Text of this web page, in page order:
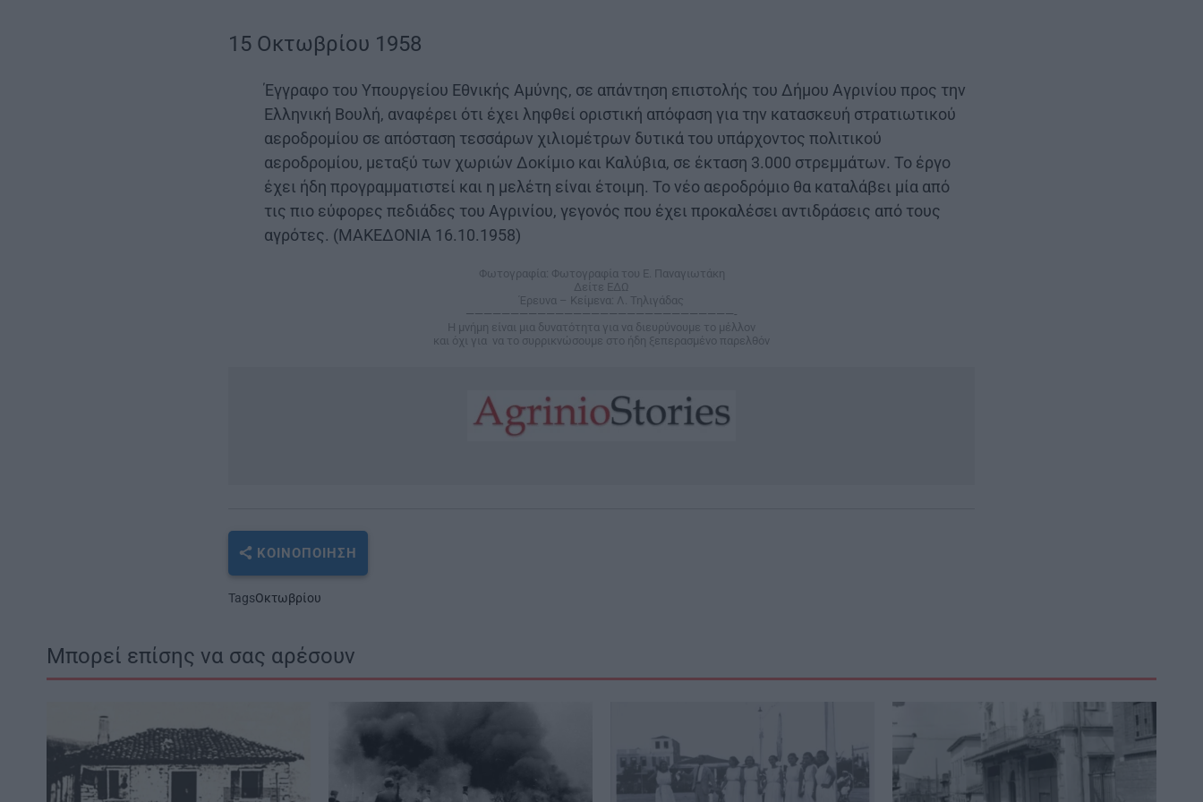
15 Οκτωβρίου 1958
Έγγραφο του Υπουργείου Εθνικής Αμύνης, σε απάντηση επιστολής του Δήμου Αγρινίου προς την
Ελληνική Βουλή, αναφέρει ότι έχει ληφθεί οριστική απόφαση για την κατασκευή στρατιωτικού
αεροδρομίου σε απόσταση τεσσάρων χιλιομέτρων δυτικά του υπάρχοντος πολιτικού
αεροδρομίου, μεταξύ των χωριών Δοκίμιο και Καλύβια, σε έκταση 3.000 στρεμμάτων. Το έργο
έχει ήδη προγραμματιστεί και η μελέτη είναι έτοιμη. Το νέο αεροδρόμιο θα καταλάβει μία από
τις πιο εύφορες πεδιάδες του Αγρινίου, γεγονός που έχει προκαλέσει αντιδράσεις από τους
αγρότες. (ΜΑΚΕΔΟΝΙΑ 16.10.1958)
Φωτογραφία: Φωτογραφία του Ε. Παναγιωτάκη
Δείτε ΕΔΩ
Έρευνα – Κείμενα: Λ. Τηλιγάδας
——————————————————————————————-
Η μνήμη είναι μια δυνατότητα για να διευρύνουμε το μέλλον
και όχι για να το συρρικνώσουμε στο ήδη ξεπερασμένο παρελθόν
ΚΟΙΝΟΠΟΊΗΣΗ
TagsΟκτωβρίου
Μπορεί επίσης να σας αρέσουν